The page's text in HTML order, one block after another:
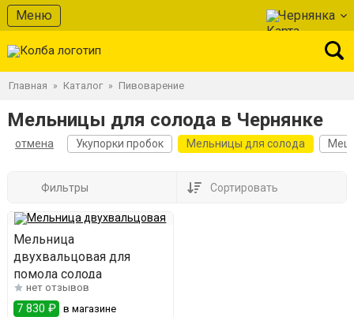
Меню Чернянка
Главная » Каталог » Пивоварение
Мельницы для солода в Чернянке
отмена Укупорки пробок Мельницы для солода
Фильтры Сортировать
Мельница
двухвальцовая для
помола солода
нет отзывов
7 830 ₽ в магазине